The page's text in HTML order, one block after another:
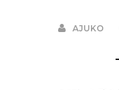
AJUKO